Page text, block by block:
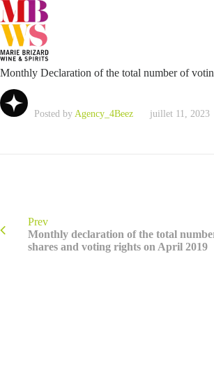
Monthly Declaration of the total number of
Posted by Agency_4Beez juillet 11, 2023
Prev
Monthly declaration of the total
shares and voting rights on April 2019